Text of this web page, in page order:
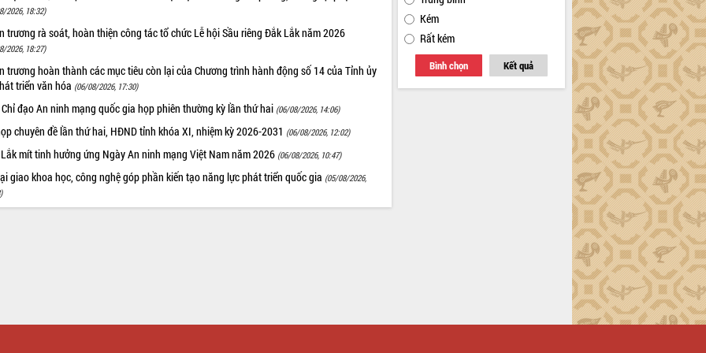
2026, 18:32)
trương rà soát, hoàn thiện công tác tổ chức Lễ hội Sầu riêng Đắk Lắk năm 2026
2026, 18:27)
trương hoàn thành các mục tiêu còn lại của Chương trình hành động số 14 của Tỉnh ủy
triển văn hóa (06/08/2026, 17:30)
đạo An ninh mạng quốc gia họp phiên thường kỳ lần thứ hai (06/08/2026, 14:06)
chuyên đề lần thứ hai, HĐND tỉnh khóa XI, nhiệm kỳ 2026-2031 (06/08/2026, 12:02)
mít tinh hưởng ứng Ngày An ninh mạng Việt Nam năm 2026 (06/08/2026, 10:47)
giao khoa học, công nghệ góp phần kiến tạo năng lực phát triển quốc gia (05/08/2026,
Kém
Rất kém
Bình chọn Kết quả